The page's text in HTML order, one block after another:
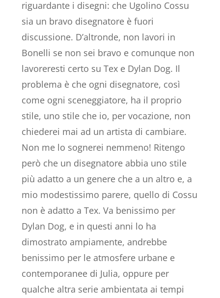
riguardante i disegni: che Ugolino Cossu
sia un bravo disegnatore è fuori
discussione. D’altronde, non lavori in
Bonelli se non sei bravo e comunque non
lavoreresti certo su Tex e Dylan Dog. Il
problema è che ogni disegnatore, così
come ogni sceneggiatore, ha il proprio
stile, uno stile che io, per vocazione, non
chiederei mai ad un artista di cambiare.
Non me lo sognerei nemmeno! Ritengo
però che un disegnatore abbia uno stile
più adatto a un genere che a un altro e, a
mio modestissimo parere, quello di Cossu
non è adatto a Tex. Va benissimo per
Dylan Dog, e in questi anni lo ha
dimostrato ampiamente, andrebbe
benissimo per le atmosfere urbane e
contemporanee di Julia, oppure per
qualche altra serie ambientata ai tempi